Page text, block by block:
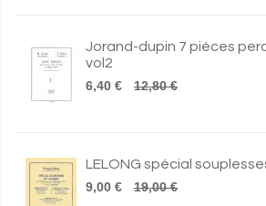
Jorand-dupin 7 pièces
vol2
6,40 €
12,80 €
LELONG spécial
9,00 €
19,00 €